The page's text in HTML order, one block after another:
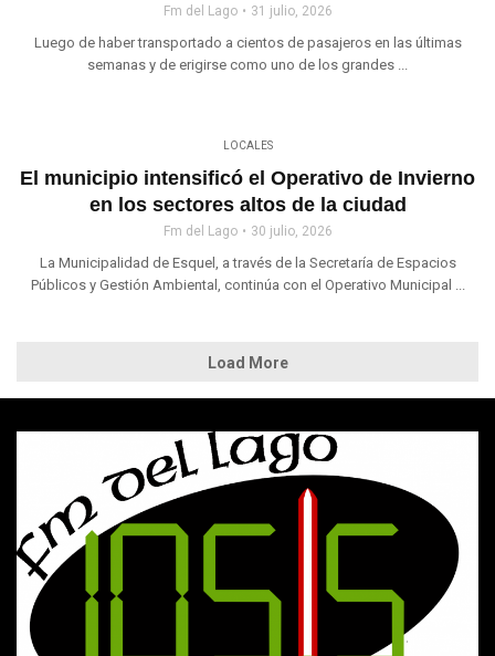
Fm del Lago 31 julio, 2026
Luego de haber transportado a cientos de pasajeros en las últimas
semanas y de erigirse como uno de los grandes ...
LOCALES
El municipio intensificó el Operativo de Invierno
en los sectores altos de la ciudad
Fm del Lago 30 julio, 2026
La Municipalidad de Esquel, a través de la Secretaría de Espacios
Públicos y Gestión Ambiental, continúa con el Operativo Municipal ...
Load More